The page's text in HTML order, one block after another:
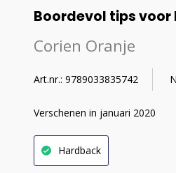
Boordevol tips
Corien Oranje
Art.nr.: 9789033835742
Verschenen in januari 2020
Hardback